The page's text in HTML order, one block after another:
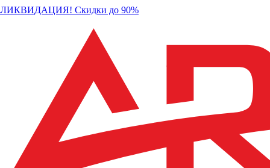
ЛИКВИДАЦИЯ! Скидки до 90%